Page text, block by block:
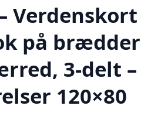
Verdenskort
på brædder
3-delt –
120×80